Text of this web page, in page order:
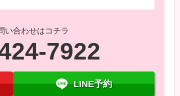
い合わせはコチラ
7922
LINE予約